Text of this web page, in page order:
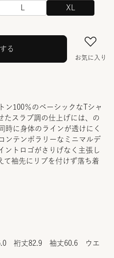
XL
る
お気に入り
ン100％のベーシックなTシャ
たスラブ調の仕上げには、の
時に身体のラインが透けにく
ンテンポラリーなミニマルデ
ントロゴがさりげなく主張し
て袖先にリブを付けず落ち着
裄丈82.9 袖丈60.6 ウエ